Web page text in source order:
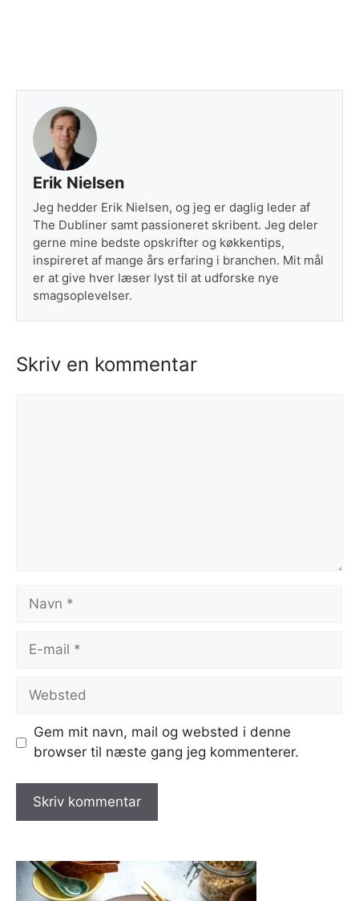
Erik Nielsen
Jeg hedder Erik Nielsen, og jeg er daglig leder af
The Dubliner samt passioneret skribent. Jeg deler
gerne mine bedste opskrifter og køkkentips,
inspireret af mange års erfaring i branchen. Mit mål
er at give hver læser lyst til at udforske nye
smagsoplevelser.
Skriv en kommentar
Navn
Websted
Gem mit navn, mail og websted i denne
browser til næste gang jeg kommenterer.